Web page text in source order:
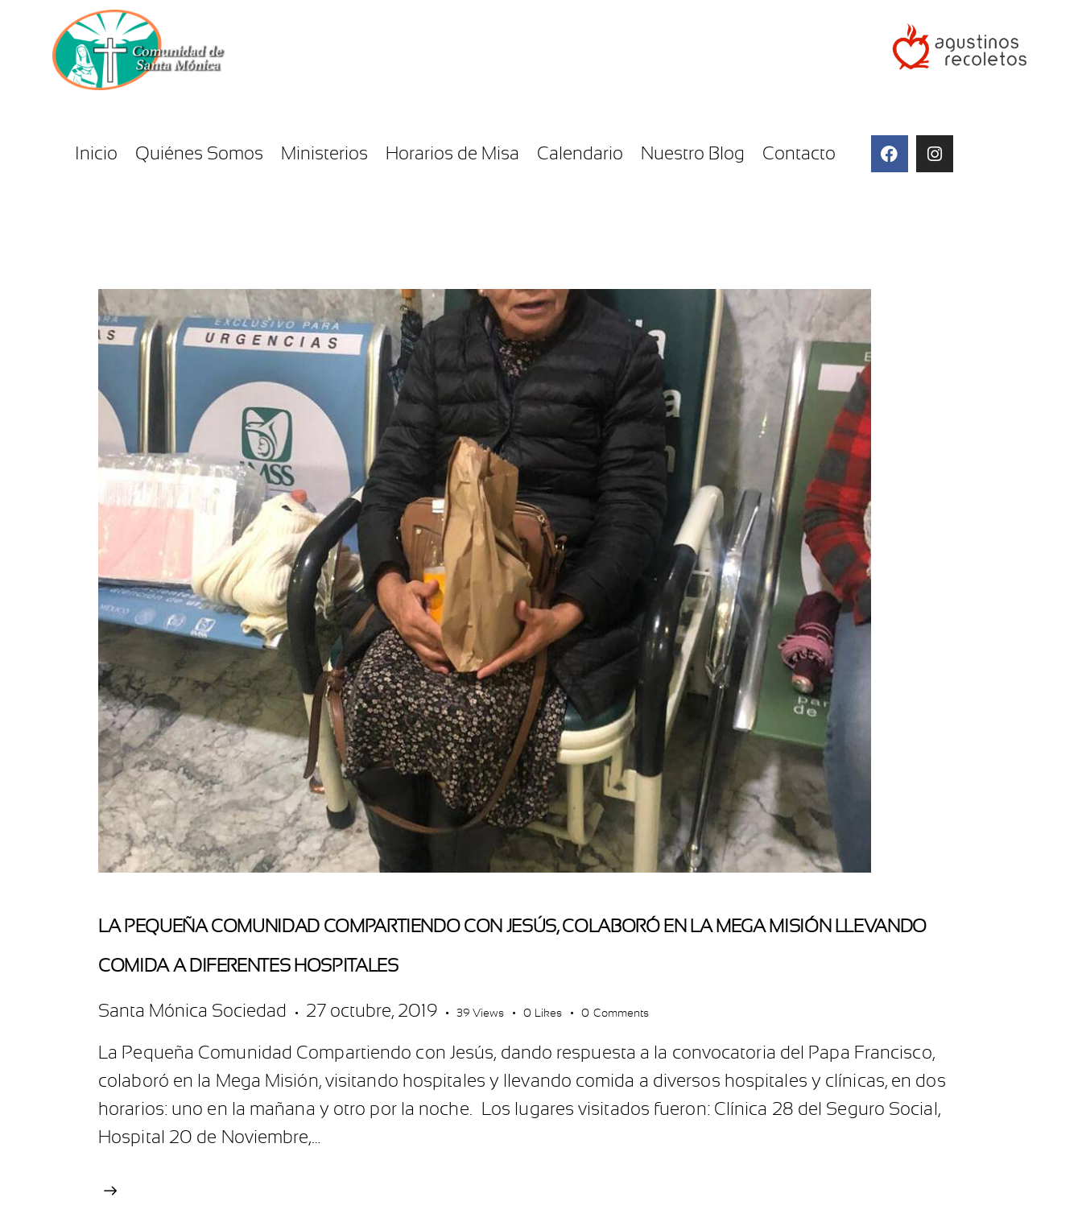
Inicio Quiénes Somos Ministerios Horarios de Misa Calendario Nuestro Blog Contacto
LA PEQUEÑA COMUNIDAD COMPARTIENDO CON JESÚS, COLABORÓ EN LA MEGA MISIÓN LLEVANDO
COMIDA A DIFERENTES HOSPITALES
Santa Mónica Sociedad 27 octubre, 2019 39 Views 0 Likes 0 Comments
La Pequeña Comunidad Compartiendo con Jesús, dando respuesta a la convocatoria del Papa Francisco,
colaboró en la Mega Misión, visitando hospitales y llevando comida a diversos hospitales y clínicas, en dos
horarios: uno en la mañana y otro por la noche. Los lugares visitados fueron: Clínica 28 del Seguro Social,
Hospital 20 de Noviembre,…